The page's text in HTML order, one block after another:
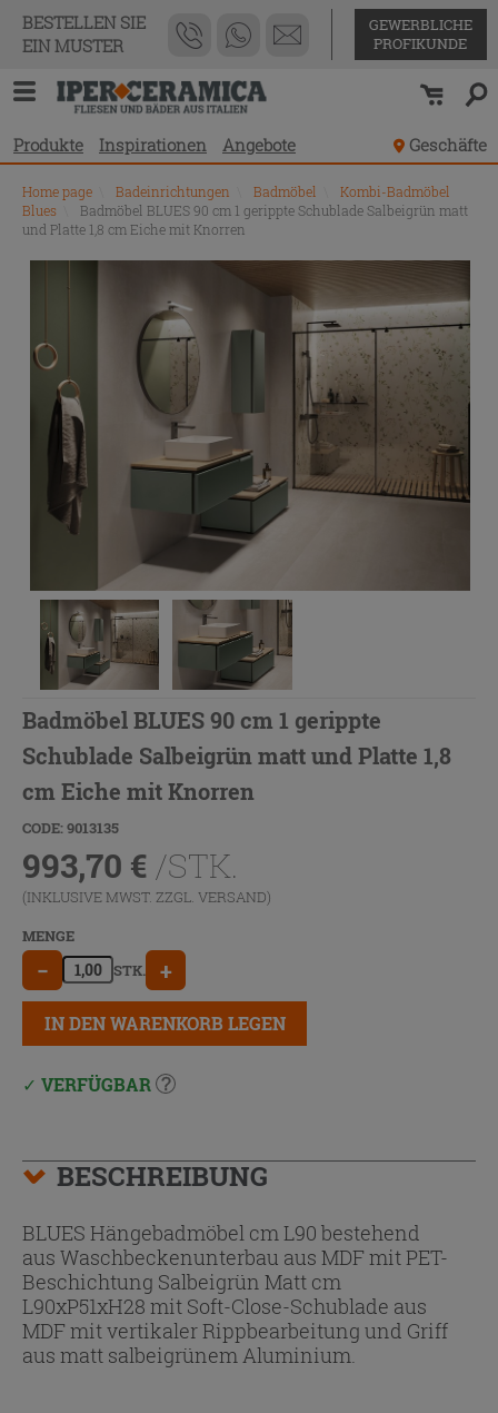
BESTELLEN SIE
EIN MUSTER
GEWERBLICHE
PROFIKUNDE
Produkte Inspirationen Angebote Geschäfte
Home page Badeinrichtungen Badmöbel
Kombi-Badmöbel
Blues
Badmöbel BLUES 90 cm 1 gerippte Schublade Salbeigrün matt
und Platte 1,8 cm Eiche mit Knorren
Badmöbel BLUES 90 cm 1 gerippte
Schublade Salbeigrün matt und Platte 1,8
cm Eiche mit Knorren
CODE: 9013135
993,70 € /STK.
(INKLUSIVE MWST. ZZGL. VERSAND)
MENGE
− STK. +
IN DEN WARENKORB LEGEN
VERFÜGBAR
BESCHREIBUNG
BLUES Hängebadmöbel cm L90 bestehend
aus Waschbeckenunterbau aus MDF mit PET-
Beschichtung Salbeigrün Matt cm
L90xP51xH28 mit Soft-Close-Schublade aus
MDF mit vertikaler Rippbearbeitung und Griff
aus matt salbeigrünem Aluminium.